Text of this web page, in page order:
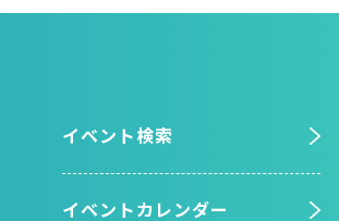
イベント検索
イベントカレンダー